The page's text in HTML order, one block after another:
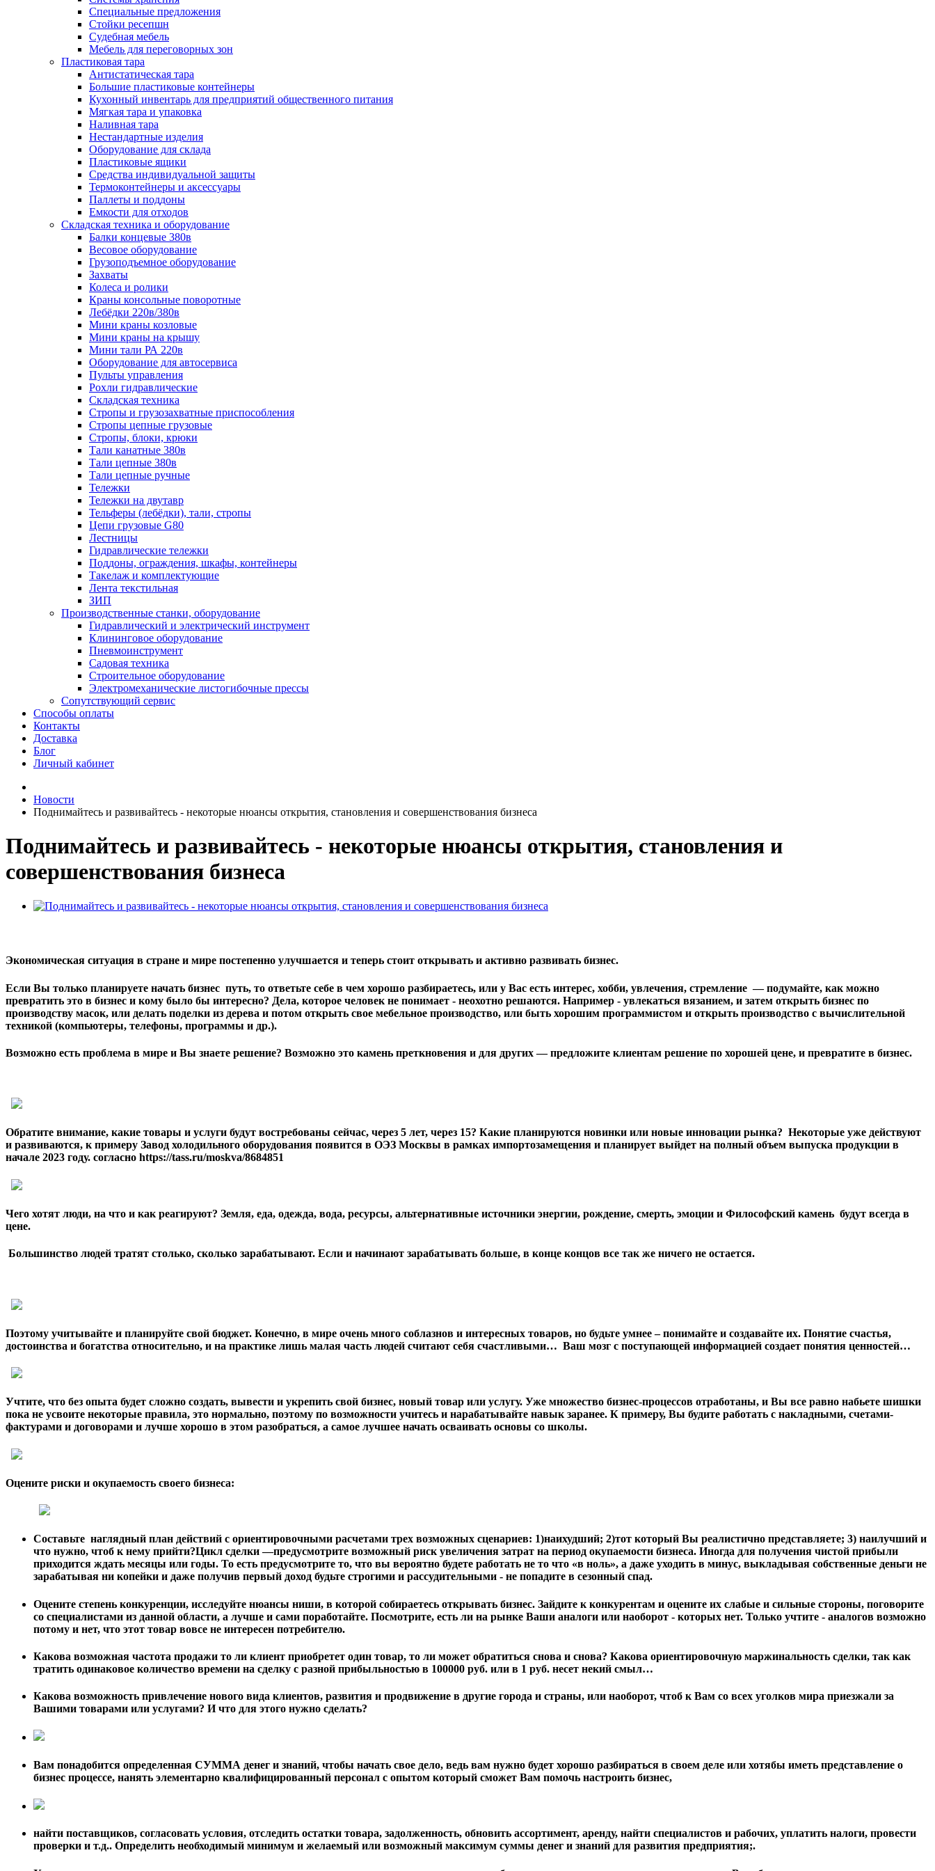
Специальные предложения
Стойки ресепшн
Судебная мебель
Мебель для переговорных зон
Пластиковая тара
Антистатическая тара
Большие пластиковые контейнеры
Кухонный инвентарь для предприятий общественного питания
Мягкая тара и упаковка
Наливная тара
Нестандартные изделия
Оборудование для склада
Пластиковые ящики
Средства индивидуальной защиты
Термоконтейнеры и аксессуары
Паллеты и поддоны
Емкости для отходов
Складская техника и оборудование
Балки концевые 380в
Весовое оборудование
Грузоподъемное оборудование
Захваты
Колеса и ролики
Краны консольные поворотные
Лебёдки 220в/380в
Мини краны козловые
Мини краны на крышу
Мини тали РА 220в
Оборудование для автосервиса
Пульты управления
Рохли гидравлические
Складская техника
Стропы и грузозахватные приспособления
Стропы цепные грузовые
Стропы, блоки, крюки
Тали канатные 380в
Тали цепные 380в
Тали цепные ручные
Тележки
Тележки на двутавр
Тельферы (лебёдки), тали, стропы
Цепи грузовые G80
Лестницы
Гидравлические тележки
Поддоны, ограждения, шкафы, контейнеры
Такелаж и комплектующие
Лента текстильная
ЗИП
Производственные станки, оборудование
Гидравлический и электрический инструмент
Клининговое оборудование
Пневмоинструмент
Садовая техника
Строительное оборудование
Электромеханические листогибочные прессы
Сопутствующий сервис
Способы оплаты
Контакты
Доставка
Блог
Личный кабинет
Новости
Поднимайтесь и развивайтесь - некоторые нюансы открытия, становления и совершенствования бизнеса
Поднимайтесь и развивайтесь - некоторые нюансы открытия, становления и
совершенствования бизнеса
Экономическая ситуация в стране и мире постепенно улучшается и теперь стоит открывать и активно развивать бизнес.
Если Вы только планируете начать бизнес путь, то ответьте себе в чем хорошо разбираетесь, или у Вас есть интерес, хобби, увлечения, стремление — подумайте, как можно
превратить это в бизнес и кому было бы интересно? Дела, которое человек не понимает - неохотно решаются. Например - увлекаться вязанием, и затем открыть бизнес по
производству масок, или делать поделки из дерева и потом открыть свое мебельное производство, или быть хорошим программистом и открыть производство с вычислительной
техникой (компьютеры, телефоны, программы и др.).
Возможно есть проблема в мире и Вы знаете решение? Возможно это камень преткновения и для других — предложите клиентам решение по хорошей цене, и превратите в бизнес.
Обратите внимание, какие товары и услуги будут востребованы сейчас, через 5 лет, через 15? Какие планируются новинки или новые инновации рынка? Некоторые уже действуют
и развиваются, к примеру Завод холодильного оборудования появится в ОЭЗ Москвы в рамках импортозамещения и планирует выйдет на полный объем выпуска продукции в
начале 2023 году. согласно https://tass.ru/moskva/8684851
Чего хотят люди, на что и как реагируют? Земля, еда, одежда, вода, ресурсы, альтернативные иcтoчники энepгии, рождение, смерть, эмоции и Философский камень будут всегда в
цене.
Большинство людей тратят столько, сколько зарабатывают. Если и начинают зарабатывать больше, в конце концов все так же ничего не остается.
Поэтому учитывайте и планируйте свой бюджет. Конечно, в мире очень много соблазнов и интересных товаров, но будьте умнее – понимайте и создавайте их. Понятие счастья,
достоинства и богатства относительно, и на практике лишь малая часть людей считают себя счастливыми… Ваш мозг с поступающей информацией создает понятия ценностей…
Учтите, что без опыта будет сложно создать, вывести и укрепить свой бизнес, новый товар или услугу. Уже множество бизнес-процессов отработаны, и Вы все равно набьете шишки
пока не усвоите некоторые правила, это нормально, поэтому по возможности учитесь и нарабатывайте навык заранее. К примеру, Вы будите работать с накладными, счетами-
фактурами и договорами и лучше хорошо в этом разобраться, а самое лучшее начать осваивать основы со школы.
Оцените риски и окупаемость своего бизнеса:
Составьте наглядный план действий с ориентировочными расчетами трех возможных сценариев: 1)наихудший; 2)тот который Вы реалистично представляете; 3) наилучший и
что нужно, чтоб к нему прийти?Цикл сделки —предусмотрите возможный риск увеличения затрат на период окупаемости бизнеса. Иногда для получения чистой прибыли
приходится ждать месяцы или годы. То есть предусмотрите то, что вы вероятно будете работать не то что «в ноль», а даже уходить в минус, выкладывая собственные деньги не
зарабатывая ни копейки и даже получив первый доход будьте строгими и рассудительными - не попадите в сезонный спад.
Оцените степень конкуренции, исследуйте нюансы ниши, в которой собираетесь открывать бизнес. Зайдите к конкурентам и оцените их слабые и сильные стороны, поговорите
со специалистами из данной области, а лучше и сами поработайте. Посмотрите, есть ли на рынке Ваши аналоги или наоборот - которых нет. Только учтите - аналогов возможно
потому и нет, что этот товар вовсе не интересен потребителю.
Какова возможная частота продажи то ли клиент приобретет один товар, то ли может обратиться снова и снова? Какова ориентировочную маржинальность сделки, так как
тратить одинаковое количество времени на сделку с разной прибыльностью в 100000 руб. или в 1 руб. несет некий смыл…
Какова возможность привлечение нового вида клиентов, развития и продвижение в другие города и страны, или наоборот, чтоб к Вам со всех уголков мира приезжали за
Вашими товарами или услугами? И что для этого нужно сделать?
Вам понадобится определенная СУММА денег и знаний, чтобы начать свое дело, ведь вам нужно будет хорошо разбираться в своем деле или хотябы иметь представление о
бизнес процессе, нанять элементарно квалифицированный персонал с опытом который сможет Вам помочь настроить бизнес,
найти поставщиков, согласовать условия, отследить остатки товара, задолженность, обновить ассортимент, аренду, найти специалистов и рабочих, уплатить налоги, провести
проверки и т.д.. Определить необходимый минимум и желаемый или возможный максимум суммы денег и знаний для развития предприятия;.